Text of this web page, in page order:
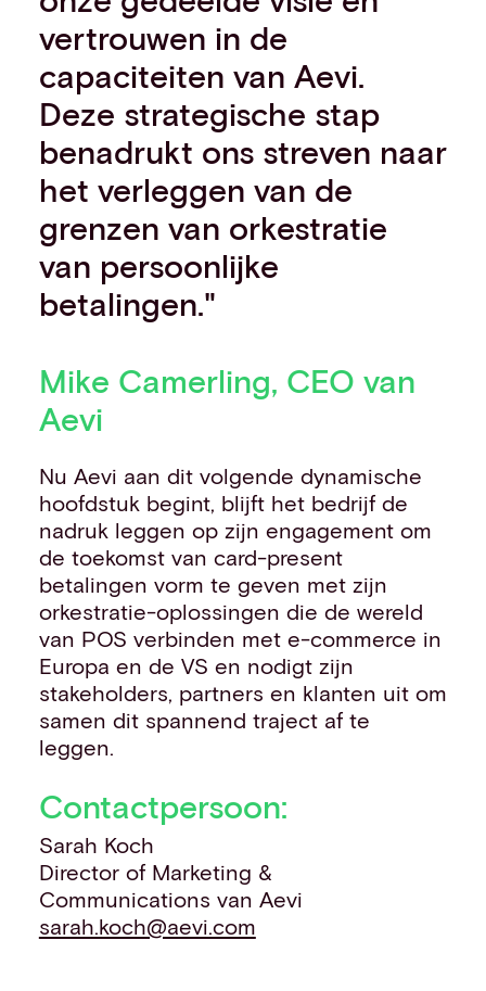
vertrouwen in de
capaciteiten van Aevi.
Deze strategische stap
benadrukt ons streven naar
het verleggen van de
grenzen van orkestratie
van persoonlijke
betalingen."
Mike Camerling, CEO van
Aevi
Nu Aevi aan dit volgende dynamische
hoofdstuk begint, blijft het bedrijf de
nadruk leggen op zijn engagement om
de toekomst van card-present
betalingen vorm te geven met zijn
orkestratie-oplossingen die de wereld
van POS verbinden met e-commerce in
Europa en de VS en nodigt zijn
stakeholders, partners en klanten uit om
samen dit spannend traject af te
leggen.
Contactpersoon:
Sarah Koch
Director of Marketing &
Communications van Aevi
sarah.koch@aevi.com